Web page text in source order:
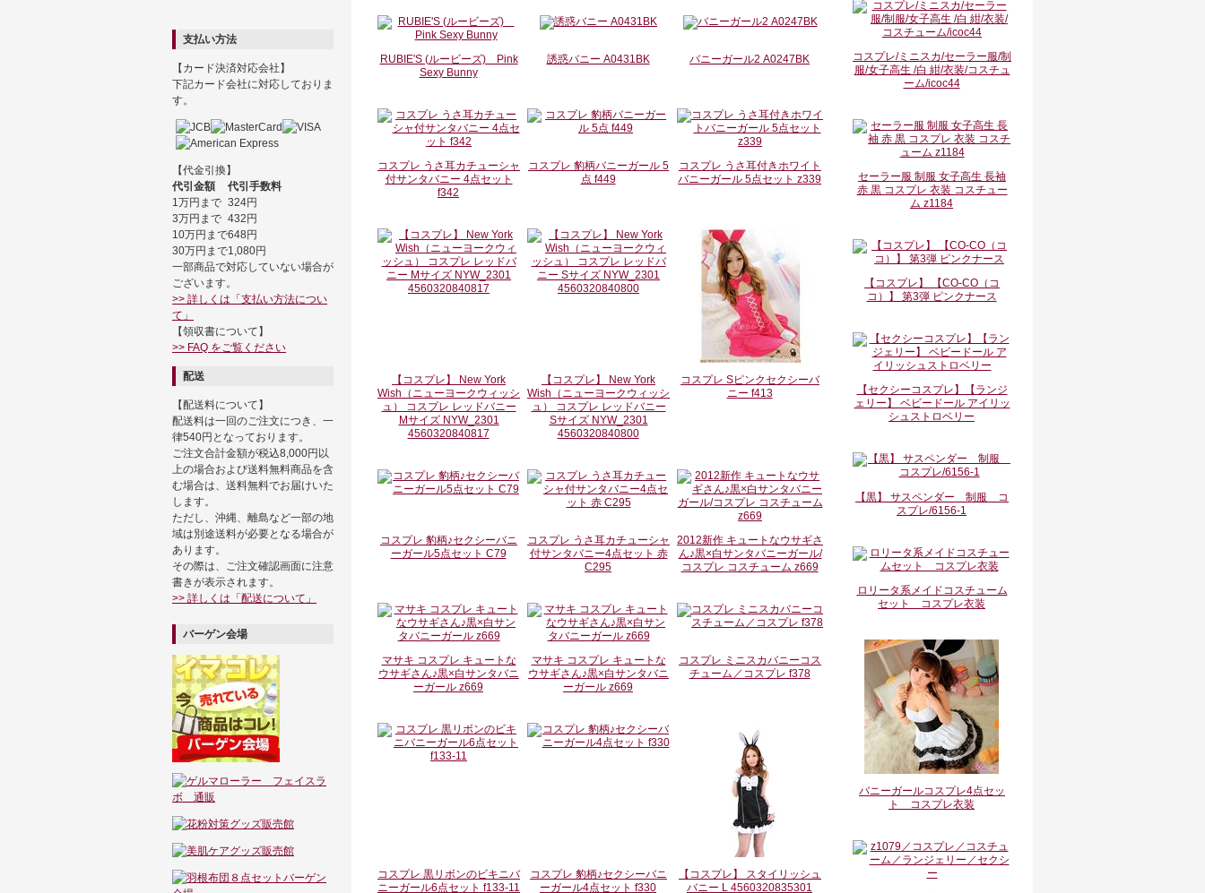
支払い方法
【カード決済対応会社】
下記カード会社に対応しておりま
す。
【代金引換】
代引金額
代引手数料
1万円まで 324円
3万円まで 432円
10万円まで648円
30万円まで1,080円
一部商品で対応していない場合が
ございます。
>> 詳しくは「支払い方法につい
て」
【領収書について】
>> FAQ をご覧ください
配送
【配送料について】
配送料は一回のご注文につき、一
律540円となっております。
ご注文合計金額が税込8,000円以
上の場合および送料無料商品を含
む場合は、送料無料でお届けいた
します。
ただし、沖縄、離島など一部の地
域は別途送料が必要となる場合が
あります。
その際は、ご注文確認画面に注意
書きが表示されます。
>> 詳しくは「配送について」
バーゲン会場
RUBIE'S (ルービーズ) Pink
Sexy Bunny
誘惑バニー A0431BK バニーガール2 A0247BK
コスプレ うさ耳カチューシャ
付サンタバニー 4点セット
f342
コスプレ 豹柄バニーガール 5
点 f449
コスプレ うさ耳付きホワイト
バニーガール 5点セット z339
【コスプレ】 New York
Wish（ニューヨークウィッシ
ュ） コスプレ レッドバニー
Mサイズ NYW_2301
4560320840817
【コスプレ】 New York
Wish（ニューヨークウィッシ
ュ） コスプレ レッドバニー
Sサイズ NYW_2301
4560320840800
コスプレ Sピンクセクシーバ
ニー f413
コスプレ 豹柄♪セクシーバニ
ーガール5点セット C79
コスプレ うさ耳カチューシャ
付サンタバニー4点セット 赤
C295
2012新作 キュートなウサギさ
ん♪黒×白サンタバニーガール/
コスプレ コスチューム z669
マサキ コスプレ キュートな
ウサギさん♪黒×白サンタバニ
ーガール z669
マサキ コスプレ キュートな
ウサギさん♪黒×白サンタバニ
ーガール z669
コスプレ ミニスカバニーコス
チューム／コスプレ f378
コスプレ 黒リボンのビキニバ
ニーガール6点セット f133-11
コスプレ 豹柄♪セクシーバニ
ーガール4点セット f330
【コスプレ】 スタイリッシュ
バニー L 4560320835301
コスプレ/ミニスカ/セーラー服/制
服/女子高生 /白 紺/衣装/コスチュ
ーム/icoc44
セーラー服 制服 女子高生 長袖
赤 黒 コスプレ 衣装 コスチュー
ム z1184
【コスプレ】 【CO-CO（コ
コ）】 第3弾 ピンクナース
【セクシーコスプレ】【ランジ
ェリー】 ベビードール アイリッ
シュストロベリー
【黒】 サスペンダー 制服 コ
スプレ/6156-1
ロリータ系メイドコスチューム
セット コスプレ衣装
バニーガールコスプレ4点セッ
ト コスプレ衣装